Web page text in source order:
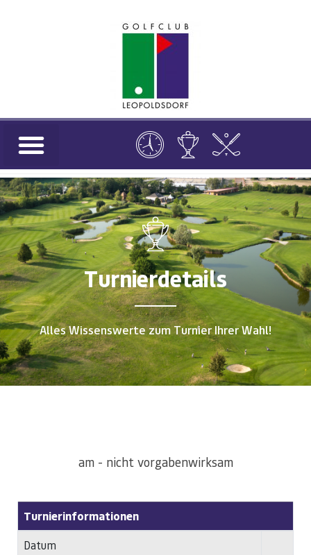
Turnierdetails
Alles Wissenswerte zum Turnier Ihrer Wahl!
am - nicht vorgabenwirksam
Turnierinformationen
Datum